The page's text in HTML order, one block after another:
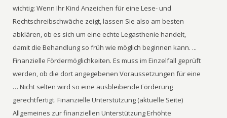
wichtig: Wenn Ihr Kind Anzeichen für eine Lese- und
Rechtschreibschwäche zeigt, lassen Sie also am besten
abklären, ob es sich um eine echte Legasthenie handelt,
damit die Behandlung so früh wie möglich beginnen kann. ...
Finanzielle Fördermöglichkeiten. Es muss im Einzelfall geprüft
werden, ob die dort angegebenen Voraussetzungen für eine
… Nicht selten wird so eine ausbleibende Förderung
gerechtfertigt. Finanzielle Unterstützung (aktuelle Seite)
Allgemeines zur finanziellen Unterstützung Erhöhte